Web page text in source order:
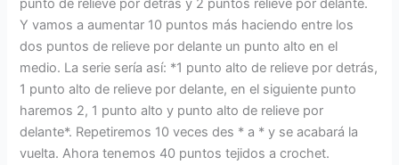
punto de relieve por detrás y 2 puntos relieve por delante.
Y vamos a aumentar 10 puntos más haciendo entre los
dos puntos de relieve por delante un punto alto en el
medio. La serie sería así: *1 punto alto de relieve por detrás,
1 punto alto de relieve por delante, en el siguiente punto
haremos 2, 1 punto alto y punto alto de relieve por
delante*. Repetiremos 10 veces des * a * y se acabará la
vuelta. Ahora tenemos 40 puntos tejidos a crochet.